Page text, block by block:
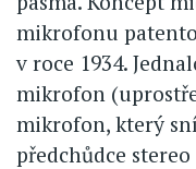
mikrofonu
v roce 1934.
mikrofon
mikrofon, který
předchůdce